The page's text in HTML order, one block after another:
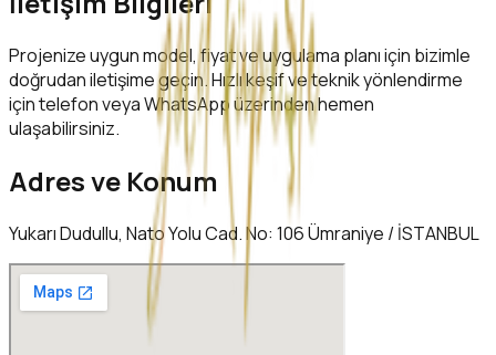
Projenize uygun model, fiyat ve uygulama planı için bizimle
doğrudan iletişime geçin. Hızlı keşif ve teknik yönlendirme
için telefon veya WhatsApp üzerinden hemen
ulaşabilirsiniz.
Adres ve Konum
Yukarı Dudullu, Nato Yolu Cad. No: 106 Ümraniye / İSTANBUL